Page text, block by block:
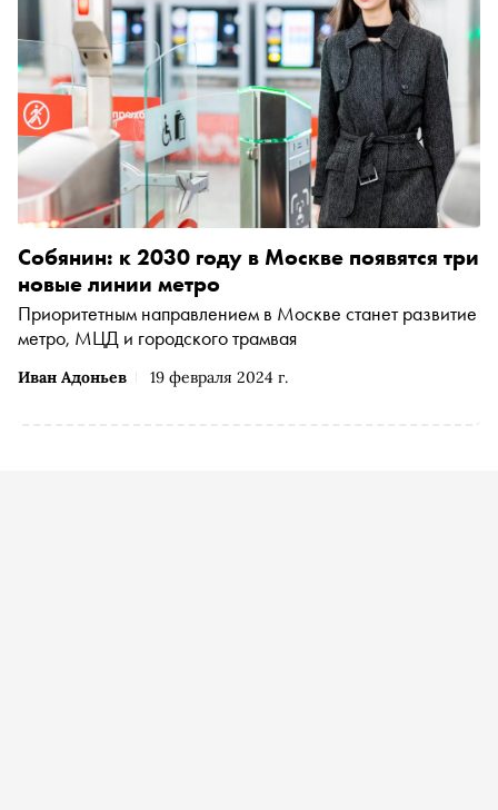
Иван Адоньев 19 февраля 2024 г.
Собянин: к 2030 году в Москве появятся три
новые линии метро
Приоритетным направлением в Москве станет развитие
метро, МЦД и городского трамвая